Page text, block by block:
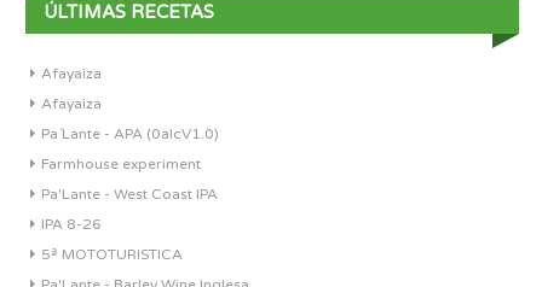
ÚLTIMAS RECETAS
Afayaiza
Afayaiza
Pa´Lante - APA (0alcV1.0)
Farmhouse experiment
Pa'Lante - West Coast IPA
IPA 8-26
5ª MOTOTURISTICA